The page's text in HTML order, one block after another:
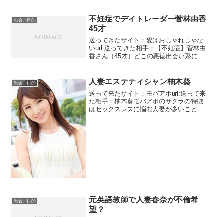
出会い目的
不妊症でデイトレーダー菅林由香
45才
送ってきたサイト：愛はおしゃれじゃな
いurl:送ってきた相手：【不妊症】菅林由
香さん（45才）どこの悪徳出会い系に限
ら彼女は貯金を元にデイトレーダーにそ
して億万長者にな...
出会い目的 人妻エステティシャン柚木葵
送って来たサイト：モバアポurl:送って来
た相手：柚木葵モバアポのサクラの特徴
はセックスレスに悩む人妻が多いことで
出会い目的
元英語教師で人妻春奈が不倫希
望？